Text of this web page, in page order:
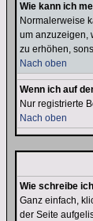
Wie kann ich
Normalerweise
um anzuzeigen,
zu erhöhen,
Nach oben
Wenn ich auf
Nur registrierte
Nach oben
Wie schreibe
Ganz einfach,
der Seite